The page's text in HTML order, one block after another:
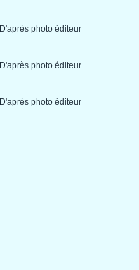
D'après photo éditeur
D'après photo éditeur
D'après photo éditeur